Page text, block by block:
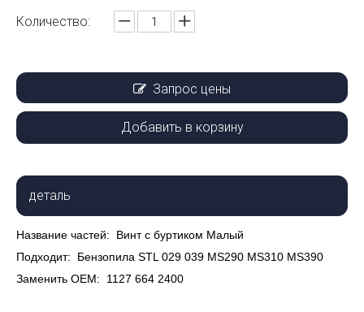
Количество:
Запрос цены
Добавить в корзину
деталь
Название частей: Винт с буртиком Малый
Подходит: Бензопила STL 029 039 MS290 MS310 MS390
Заменить ОЕМ: 1127 664 2400